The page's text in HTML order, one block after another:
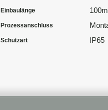
Einbaulänge
Prozessanschluss
Schutzart
IP65